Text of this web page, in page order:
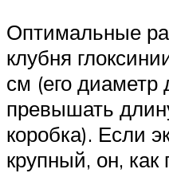
Оптимальные
клубня
см (его диаметр
превышать
коробка). Если
крупный, он,